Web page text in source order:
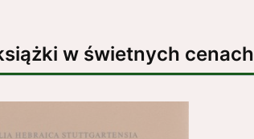
w świetnych cenach